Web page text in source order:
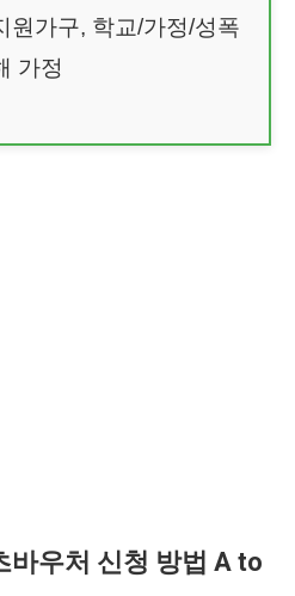
원가구, 학교/가정/성폭
가정
바우처 신청 방법 A to